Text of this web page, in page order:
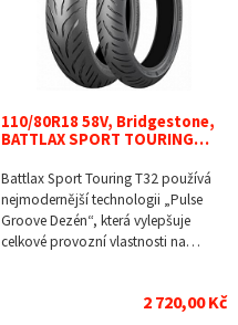
110/80R18 58V, Bridgestone,
BATTLAX SPORT TOURING…
Battlax Sport Touring T32 používá
nejmodernější technologii „Pulse
Groove Dezén“, která vylepšuje
celkové provozní vlastnosti na…
2 720,00 Kč